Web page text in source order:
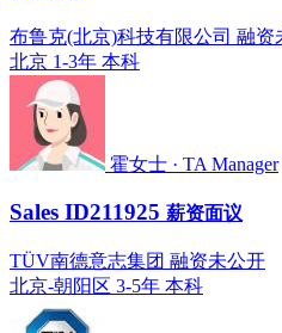
布鲁克(北京)科技有限公司 融资
北京 1-3年 本科
霍女士 · TA Manager
Sales ID211925 薪资面议
TÜV南德意志集团 融资未公开
北京-朝阳区 3-5年 本科